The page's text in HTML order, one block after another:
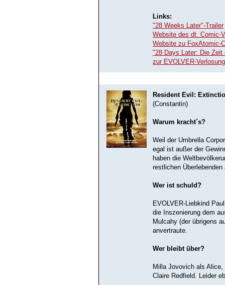
Links:
"28 Weeks Later"-Trailer
Website des dt. Comic-
Website zu FoxAtomic-
"28 Days Later: Die Zeit
zur EVOLVER-Verlosung
Resident Evil:
(Constantin)
Warum kracht´s?
Weil der Umbrella
egal ist außer der
haben die
restlichen
Wer ist schuld?
EVOLVER-Liebkind
die Inszenierung dem
Mulcahy (der übrigens
anvertraute.
Wer bleibt über?
Milla Jovovich als
Claire Redfield. Leider